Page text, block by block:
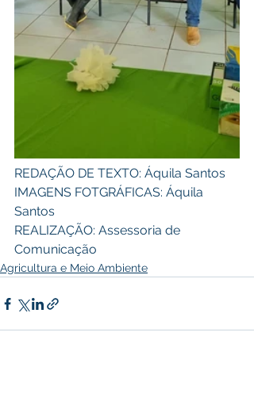
REDAÇÃO DE TEXTO: Áquila Santos
IMAGENS FOTGRÁFICAS: Áquila
Santos
REALIZAÇÃO: Assessoria de
Comunicação
Agricultura e Meio Ambiente